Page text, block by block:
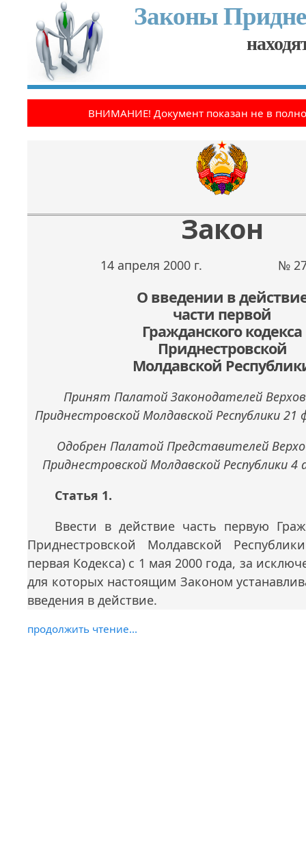
Законы
ВНИМАНИЕ! Документ показан не в
Закон
14 апреля 2000 г. №
О введении в
части первой
Гражданского кодекса
Приднестровской
Молдавской
Принят Палатой Законодателей
Приднестровской Молдавской Республики 21
Одобрен Палатой Представителей
Приднестровской Молдавской Республики 4
Статья 1.
Ввести в действие часть первую
Приднестровской Молдавской
первая Кодекса) с 1 мая 2000 года, за
для которых настоящим Законом
введения в действие.
продолжить чтение...